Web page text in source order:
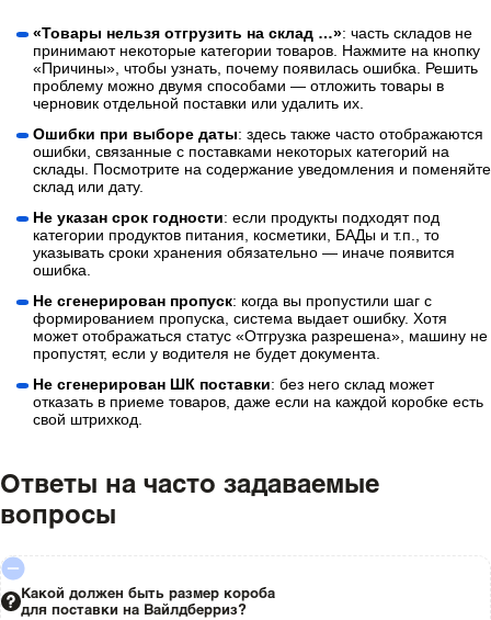
«Товары нельзя отгрузить на склад …»: часть складов не
принимают некоторые категории товаров. Нажмите на кнопку
«Причины», чтобы узнать, почему появилась ошибка. Решить
проблему можно двумя способами — отложить товары в
черновик отдельной поставки или удалить их.
Ошибки при выборе даты: здесь также часто отображаются
ошибки, связанные с поставками некоторых категорий на
склады. Посмотрите на содержание уведомления и поменяйте
склад или дату.
Не указан срок годности: если продукты подходят под
категории продуктов питания, косметики, БАДы и т.п., то
указывать сроки хранения обязательно — иначе появится
ошибка.
Не сгенерирован пропуск: когда вы пропустили шаг с
формированием пропуска, система выдает ошибку. Хотя
может отображаться статус «Отгрузка разрешена», машину не
пропустят, если у водителя не будет документа.
Не сгенерирован ШК поставки: без него склад может
отказать в приеме товаров, даже если на каждой коробке есть
свой штрихкод.
Ответы на часто задаваемые
вопросы
Какой должен быть размер короба
для поставки на Вайлдберриз?